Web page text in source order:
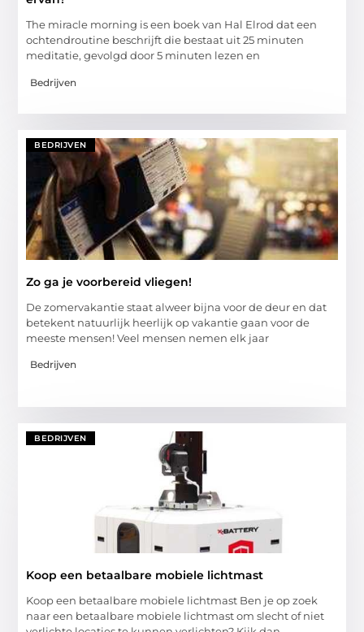
The miracle morning is een boek van Hal Elrod dat een
ochtendroutine beschrijft die bestaat uit 25 minuten
meditatie, gevolgd door 5 minuten lezen en
Bedrijven
BEDRIJVEN
Zo ga je voorbereid vliegen!
De zomervakantie staat alweer bijna voor de deur en dat
betekent natuurlijk heerlijk op vakantie gaan voor de
meeste mensen! Veel mensen nemen elk jaar
Bedrijven
BEDRIJVEN
Koop een betaalbare mobiele lichtmast
Koop een betaalbare mobiele lichtmast Ben je op zoek
naar een betaalbare mobiele lichtmast om slecht of niet